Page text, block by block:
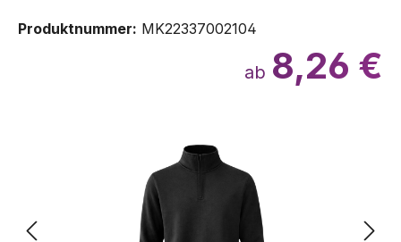
Produktnummer: MK22337002104
ab 8,26 €